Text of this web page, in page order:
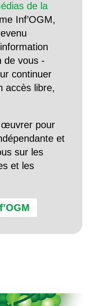
de la
Inf’OGM,
de vous -
continuer
accès libre,
œuvrer pour
et
sur les
et les